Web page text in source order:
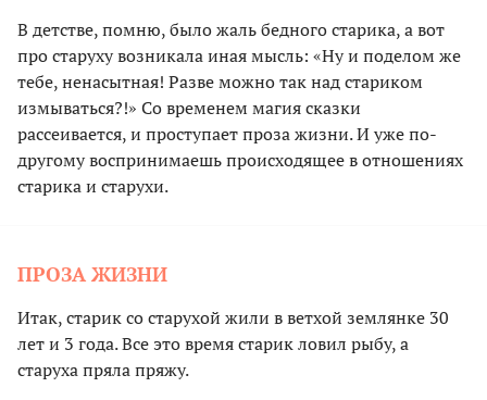
В детстве, помню, было жаль бедного старика, а вот
про старуху возникала иная мысль: «Ну и поделом же
тебе, ненасытная! Разве можно так над стариком
измываться?!» Со временем магия сказки
рассеивается, и проступает проза жизни. И уже по-
другому воспринимаешь происходящее в отношениях
старика и старухи.
ПРОЗА ЖИЗНИ
Итак, старик со старухой жили в ветхой землянке 30
лет и 3 года. Все это время старик ловил рыбу, а
старуха пряла пряжу.